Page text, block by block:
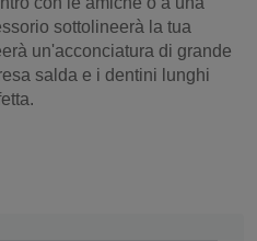
sottolineerà la tua
un'acconciatura di grande
salda e i dentini lunghi